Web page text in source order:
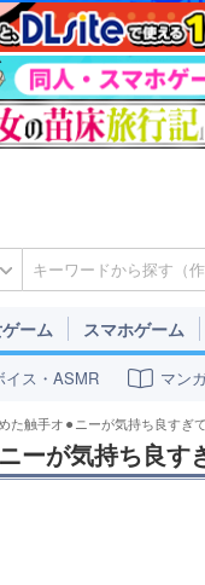
ーム スマホゲーム
イス・ASMR マン
た触手オ⚫︎ニーが気持ち良すぎ
ーが気持ち良す